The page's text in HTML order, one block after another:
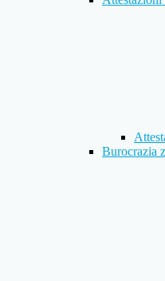
Burocrazia